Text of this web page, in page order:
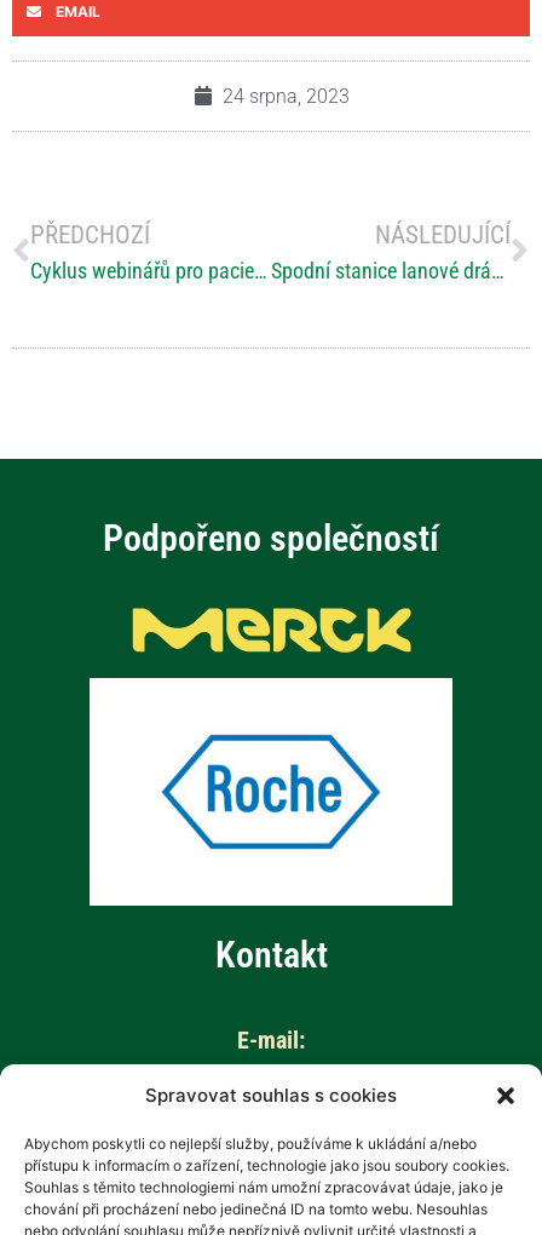
Spravovat souhlas s cookies
Abychom poskytli co nejlepší služby, používáme k ukládání a/nebo
přístupu k informacím o zařízení, technologie jako jsou soubory cookies.
Souhlas s těmito technologiemi nám umožní zpracovávat údaje, jako je
chování při procházení nebo jedinečná ID na tomto webu. Nesouhlas
nebo odvolání souhlasu může nepříznivě ovlivnit určité vlastnosti a
EMAIL
24 srpna, 2023
PŘEDCHOZÍ
Cyklus webinářů pro pacienty s roztroušenou sklerózou mozkomíšní a jejich rodiny či přátele
NÁSLEDUJÍCÍ
Spodní stanice lanové dráhy na Petřín bude přístupnější vozíčkářům
Podpořeno společností
Kontakt
E-mail:
Odborní garanti:
Prof. MUDr. Eva Kubala Havrdová, CSc.
Prim. MUDr. Marta Vachová